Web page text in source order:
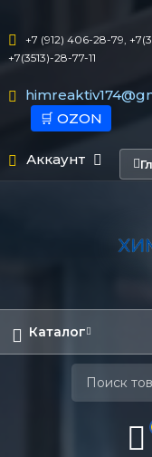
+7 (912) 406-28-79,
+7(3513)-28-77-11
🛒 OZON
Аккаунт
Каталог